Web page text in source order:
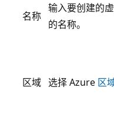
名称
输入要创建的
的名称。
区域 选择 Azure 区